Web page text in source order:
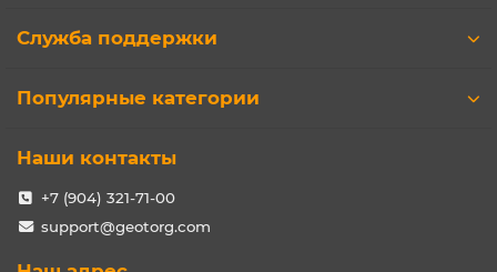
Служба поддержки
Популярные категории
Наши контакты
+7 (904) 321-71-00
support@geotorg.com